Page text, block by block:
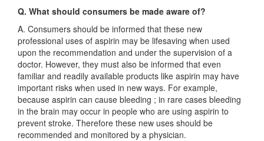
Q. What should consumers be made aware of?
A. Consumers should be informed that these new
professional uses of aspirin may be lifesaving when used
upon the recommendation and under the supervision of a
doctor. However, they must also be informed that even
familiar and readily available products like aspirin may have
important risks when used in new ways. For example,
because aspirin can cause bleeding ; in rare cases bleeding
in the brain may occur in people who are using aspirin to
prevent stroke. Therefore these new uses should be
recommended and monitored by a physician.